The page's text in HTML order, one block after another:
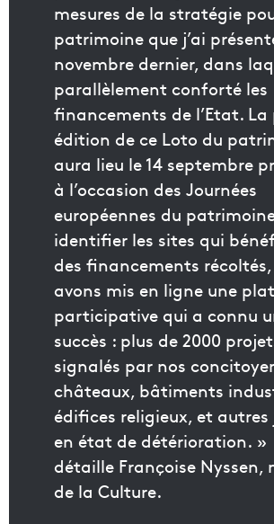
mesures de la stratégie
patrimoine que j’ai
novembre dernier, dans
parallèlement conforté les
financements de l’Etat. La
édition de ce Loto du
aura lieu le 14 septembre
à l’occasion des Journées
européennes du
identifier les sites qui
des financements
avons mis en ligne une
participative qui a connu
succès : plus de 2000
signalés par nos
châteaux, bâtiments
édifices religieux, et
en état de détérioration. »
détaille Françoise Nyssen,
de la Culture.